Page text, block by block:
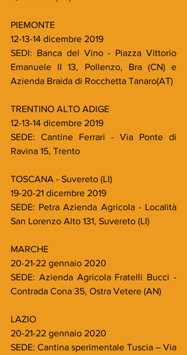
PIEMONTE
12-13-14 dicembre 2019
SEDI: Banca del Vino - Piazza Vittorio
Emanuele II 13, Pollenzo, Bra (CN) e
Azienda Braida di Rocchetta Tanaro(AT)
TRENTINO ALTO ADIGE
12-13-14 dicembre 2019
SEDE: Cantine Ferrari - Via Ponte di
Ravina 15, Trento
TOSCANA - Suvereto (LI)
19-20-21 dicembre 2019
SEDE: Petra Azienda Agricola - Località
San Lorenzo Alto 131, Suvereto (LI)
MARCHE
20-21-22 gennaio 2020
SEDE: Azienda Agricola Fratelli Bucci -
Contrada Cona 35, Ostra Vetere (AN)
LAZIO
20-21-22 gennaio 2020
SEDE: Cantina sperimentale Tuscia – Via